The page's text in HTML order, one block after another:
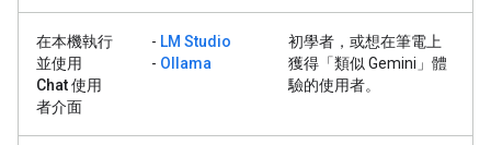
在本機執行
並使用
Chat 使用
者介面
- LM Studio
- Ollama
初學者，或想在筆電上
獲得「類似 Gemini」體
驗的使用者。